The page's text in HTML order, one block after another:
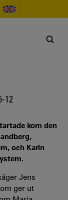
12
kom den
och Karin
Jens
ger ut